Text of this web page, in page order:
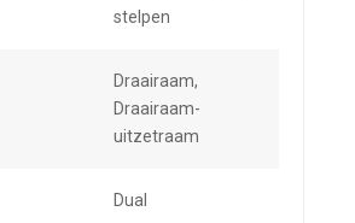
stelpen
Draairaam,
Draairaam-
uitzetraam
Dual